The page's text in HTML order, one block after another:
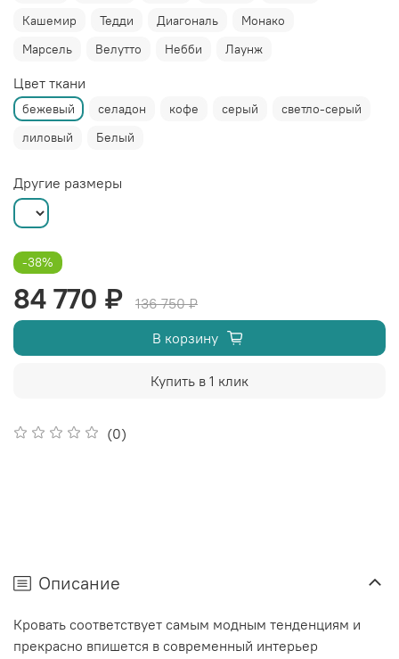
(0)
Кашемир
Тедди Диагональ
Монако
Марсель
Велутто Небби Лаунж
Цвет ткани
бежевый селадон кофе серый
светло-серый
лиловый
Белый
-38%
84 770 ₽
136 750 ₽
В корзину
Купить в 1 клик
Другие размеры
Описание
Кровать соответствует самым модным тенденциям и
прекрасно впишется в современный интерьер